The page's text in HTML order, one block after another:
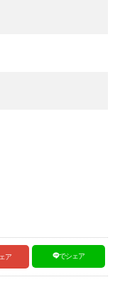
ア でシェア